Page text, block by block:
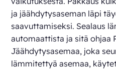
ja jäähdytysaseman läpi
saavuttamiseksi. Sealaus
automaattista ja sitä ohjaa
Jäähdytysasemaa, joka
lämmitettyä asemaa,